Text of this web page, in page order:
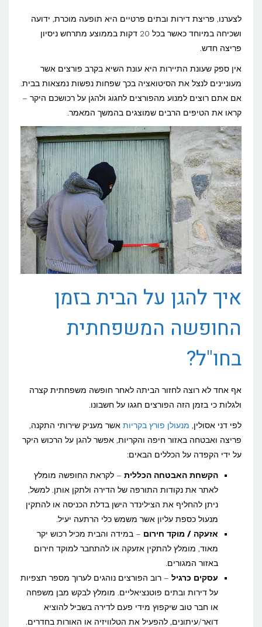
יפרצו
בזמן
החופשה
המשפחתית
בחו"ל?
לצערנו, פריצת דירות ובתים פרטיים היא תופעה מוכרת, ידועה
ושכיחה במיוחד כאשר בכל 20 דקות בממוצע מתרחש ניסיון
פריצה חדש.
אין ספק שעונת התיירות היא עונת השיא בקרב פורצים אשר
מעוניינים לנצל את הסיטואציה בכך שפחות נפשות נמצאות בבית.
אם אתם רוצים למנוע מהפורצים לחגוג ולהגן על רכושכם היקר –
קראו את הטיפים הרבים שמוצגים בהמשך המאמר.
איך להגן על הבית בזמן
החופשה המשפחתית
בחו"ל?
אף אחד לא רוצה לחזור הביתה לאחר חופשה משפחתית קצרה
ולגלות כי בזמן הזה הפורצים חגגו על חשבונו.
לפי דני אסולין, מנעולן פורץ בקריות אשר מעניק שירותי התקנה,
פריצה ואבטחה באזור חיפה והקריות, אפשר להגן על הרכוש היקר
על ידי הקפדה על הכללים הבאים:
הקשחת האבטחה הכללית – לקראת החופשה מומלץ
לאתר את נקודות התורפה של הדירה ולתקן אותן. למשל,
ניתן להחליף את הצילינדר הישן בדלת הכניסה או להתקין
מנעול כספת עליון אשר משמש כלי הרתעה יעיל.
אזעקה / מוקד חירום – במידה והבית מכיל רכוש יקר
מאוד, מומלץ להתקין אזעקה או להתחבר למוקד חירום
באזור המגורים.
עסקים כרגיל – רוב הפורצים נוהגים לערוך מספר תצפיות
על דירות ובתים פוטנציאליים. מומלץ לבקש מבן משפחה
או חבר טוב שיקפוץ מידי פעם לדירה בשביל להוציא
דואר/עיתונים, להפעיל את הטלוויזיה או האורות בחדרים.